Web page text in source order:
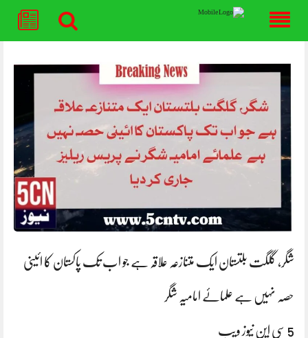
شگر، گلگت بلتستان ایک متنازعہ علاقہ ہے جو اب تک پاکستان کا ائینی
حصہ نہیں ہے علمائے امامیہ شگر
5 سی این نیوز ویب